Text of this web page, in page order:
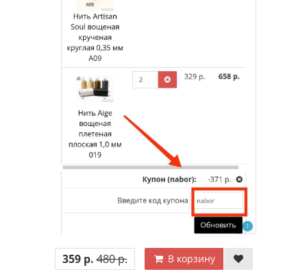
359 р. 480 р. В корзину